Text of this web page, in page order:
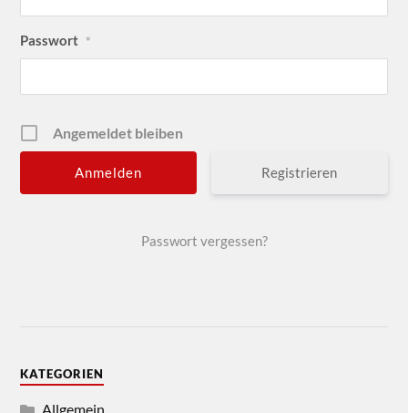
Passwort *
Angemeldet bleiben
Registrieren
Passwort vergessen?
KATEGORIEN
Allgemein